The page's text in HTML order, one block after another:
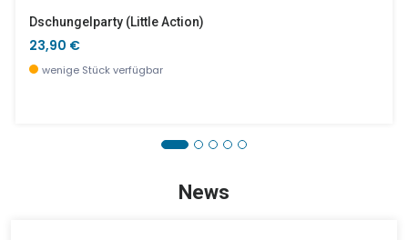
Dschungelparty (little Action)
23,90 €
wenige Stück verfügbar
News